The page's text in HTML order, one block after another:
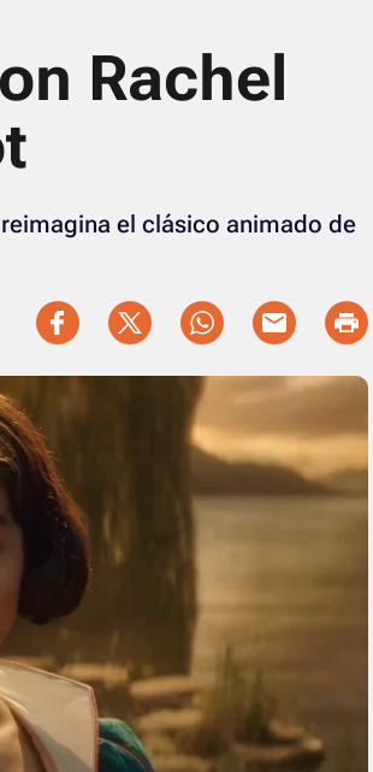
Rachel
el clásico animado de